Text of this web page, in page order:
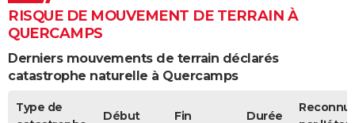
RISQUE DE MOUVEMENT DE TERRAIN À
QUERCAMPS
Derniers mouvements de terrain déclarés
catastrophe naturelle à Quercamps
Type de
Début Fin Durée